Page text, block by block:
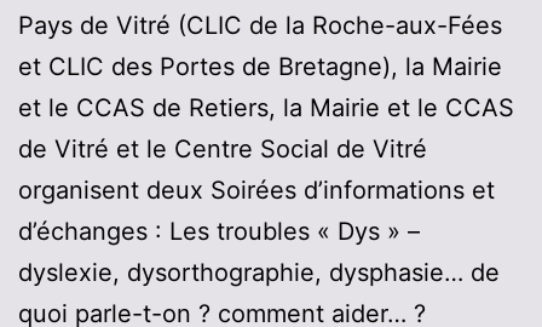
Pays de Vitré (CLIC de la Roche-aux-Fées
et CLIC des Portes de Bretagne), la Mairie
et le CCAS de Retiers, la Mairie et le CCAS
de Vitré et le Centre Social de Vitré
organisent deux Soirées d’informations et
d’échanges : Les troubles « Dys » –
dyslexie, dysorthographie, dysphasie… de
quoi parle-t-on ? comment aider… ?